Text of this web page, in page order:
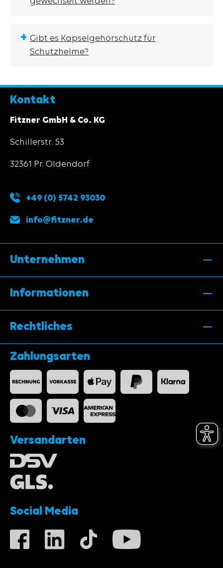
+ Gibt es Kapselgehörschutz für
Schutzhelme?
Kontakt
Fitzner GmbH & Co. KG
Schillerstr. 53
32361 Pr. Oldendorf
+49 (0) 5742 93030
info@fitzner.de
Unternehmen
Informationen
Rechtliches
Zahlungsarten
Versandarten
Social Media